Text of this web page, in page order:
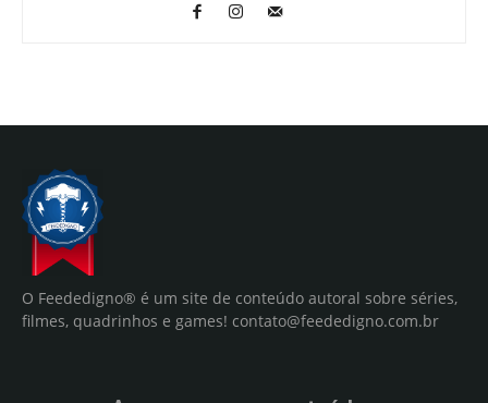
O Feededigno® é um site de conteúdo autoral sobre séries,
filmes, quadrinhos e games! contato@feededigno.com.br